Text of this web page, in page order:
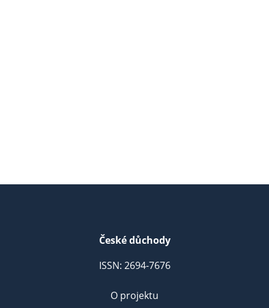
České důchody
ISSN: 2694-7676
O projektu